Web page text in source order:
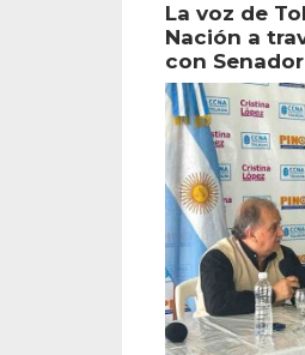
La voz de
Nación a
con